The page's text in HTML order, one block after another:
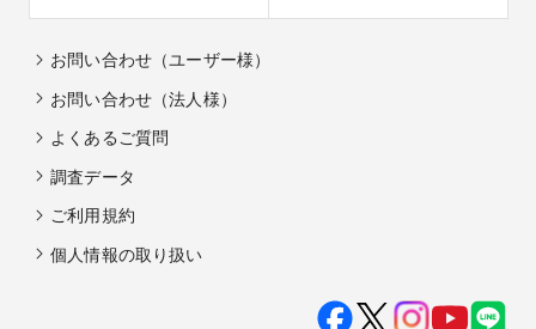
お問い合わせ（ユーザー様）
お問い合わせ（法人様）
よくあるご質問
調査データ
ご利用規約
個人情報の取り扱い